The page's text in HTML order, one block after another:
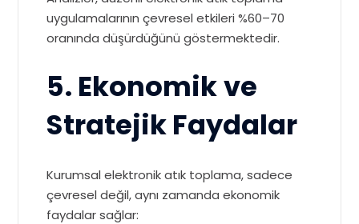
uygulamalarının çevresel etkileri %60–70
oranında düşürdüğünü göstermektedir.
5. Ekonomik ve
Stratejik Faydalar
Kurumsal elektronik atık toplama, sadece
çevresel değil, aynı zamanda ekonomik
faydalar sağlar: